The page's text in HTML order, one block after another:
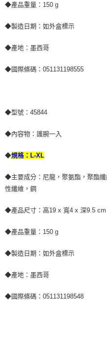
◆產品重量：150 g
◆製造日期：如外盒標示
◆產地：墨西哥
◆國際條碼：051131198555
◆型號：45844
◆內容物：護腕一入
◆規格：L-XL
◆主要成分：尼龍，聚氨酯，聚酯
性纖維，鋼
◆產品尺寸：高19 x 寬4 x 深9.5 cm
◆產品重量：150 g
◆製造日期：如外盒標示
◆產地：墨西哥
◆國際條碼：051131198548